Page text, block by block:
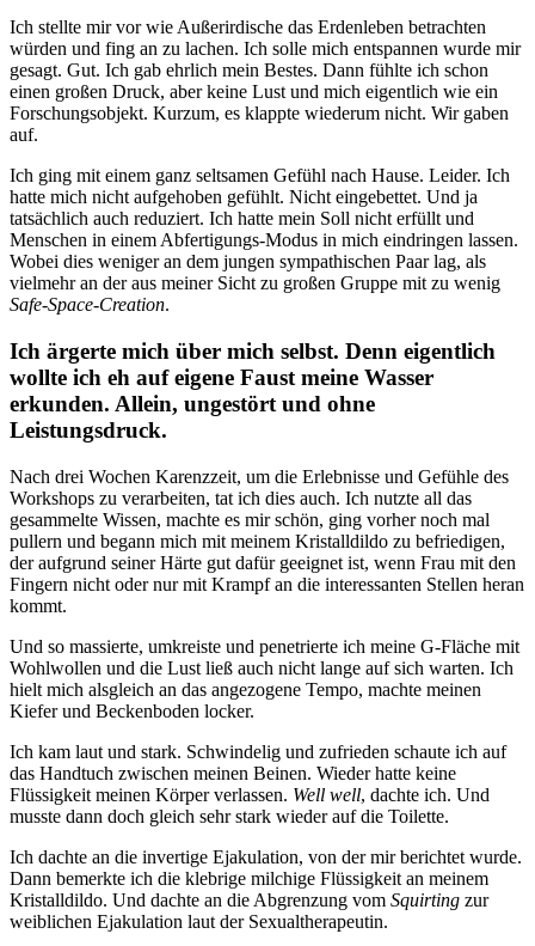
Ich stellte mir vor wie Außerirdische das Erdenleben betrachten
würden und fing an zu lachen. Ich solle mich entspannen wurde mir
gesagt. Gut. Ich gab ehrlich mein Bestes. Dann fühlte ich schon
einen großen Druck, aber keine Lust und mich eigentlich wie ein
Forschungsobjekt. Kurzum, es klappte wiederum nicht. Wir gaben
auf.
Ich ging mit einem ganz seltsamen Gefühl nach Hause. Leider. Ich
hatte mich nicht aufgehoben gefühlt. Nicht eingebettet. Und ja
tatsächlich auch reduziert. Ich hatte mein Soll nicht erfüllt und
Menschen in einem Abfertigungs-Modus in mich eindringen lassen.
Wobei dies weniger an dem jungen sympathischen Paar lag, als
vielmehr an der aus meiner Sicht zu großen Gruppe mit zu wenig
Safe-Space-Creation.
Ich ärgerte mich über mich selbst. Denn eigentlich
wollte ich eh auf eigene Faust meine Wasser
erkunden. Allein, ungestört und ohne
Leistungsdruck.
Nach drei Wochen Karenzzeit, um die Erlebnisse und Gefühle des
Workshops zu verarbeiten, tat ich dies auch. Ich nutzte all das
gesammelte Wissen, machte es mir schön, ging vorher noch mal
pullern und begann mich mit meinem Kristalldildo zu befriedigen,
der aufgrund seiner Härte gut dafür geeignet ist, wenn Frau mit den
Fingern nicht oder nur mit Krampf an die interessanten Stellen heran
kommt.
Und so massierte, umkreiste und penetrierte ich meine G-Fläche mit
Wohlwollen und die Lust ließ auch nicht lange auf sich warten. Ich
hielt mich alsgleich an das angezogene Tempo, machte meinen
Kiefer und Beckenboden locker.
Ich kam laut und stark. Schwindelig und zufrieden schaute ich auf
das Handtuch zwischen meinen Beinen. Wieder hatte keine
Flüssigkeit meinen Körper verlassen. Well well, dachte ich. Und
musste dann doch gleich sehr stark wieder auf die Toilette.
Ich dachte an die invertige Ejakulation, von der mir berichtet wurde.
Dann bemerkte ich die klebrige milchige Flüssigkeit an meinem
Kristalldildo. Und dachte an die Abgrenzung vom Squirting zur
weiblichen Ejakulation laut der Sexualtherapeutin.